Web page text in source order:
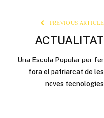
PREVIOUS ARTICLE
ACTUALITAT
Una Escola Popular per fer
fora el patriarcat de les
noves tecnologies